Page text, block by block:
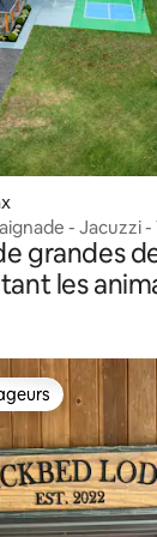
- Jacuzzi -
grandes
les
les plus